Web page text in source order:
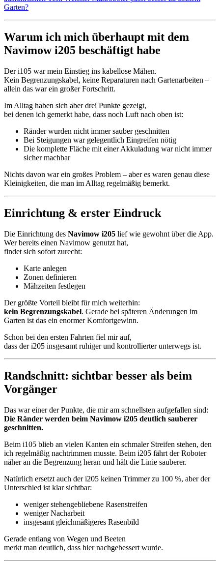
Garten?
Warum ich mich überhaupt mit dem
Navimow i205 beschäftigt habe
Der i105 war mein Einstieg ins kabellose Mähen.
Kein Begrenzungskabel, keine Reparaturen nach Gartenarbeiten –
allein das war ein großer Fortschritt.
Im Alltag haben sich aber drei Punkte gezeigt,
bei denen ich gemerkt habe, dass noch Luft nach oben ist:
Ränder wurden nicht immer sauber geschnitten
Bei Steigungen war gelegentlich Eingreifen nötig
Die komplette Fläche mit einer Akkuladung war nicht immer
sicher machbar
Nichts davon war ein großes Problem – aber es waren genau diese
Kleinigkeiten, die man im Alltag regelmäßig bemerkt.
Einrichtung & erster Eindruck
Die Einrichtung des Navimow i205 lief wie gewohnt über die App.
Wer bereits einen Navimow genutzt hat,
findet sich sofort zurecht:
Karte anlegen
Zonen definieren
Mähzeiten festlegen
Der größte Vorteil bleibt für mich weiterhin:
kein Begrenzungskabel. Gerade bei späteren Änderungen im
Garten ist das ein enormer Komfortgewinn.
Schon bei den ersten Fahrten fiel mir auf,
dass der i205 insgesamt ruhiger und kontrollierter unterwegs ist.
Randschnitt: sichtbar besser als beim
Vorgänger
Das war einer der Punkte, die mir am schnellsten aufgefallen sind:
Die Ränder werden beim Navimow i205 deutlich sauberer
geschnitten.
Beim i105 blieb an vielen Kanten ein schmaler Streifen stehen, den
ich regelmäßig nachtrimmen musste. Beim i205 fährt der Roboter
näher an die Begrenzung heran und hält die Linie sauberer.
Natürlich ersetzt auch der i205 keinen Trimmer zu 100 %, aber der
Unterschied ist klar sichtbar:
weniger stehengebliebene Rasenstreifen
weniger Nacharbeit
insgesamt gleichmäßigeres Rasenbild
Gerade entlang von Wegen und Beeten
merkt man deutlich, dass hier nachgebessert wurde.